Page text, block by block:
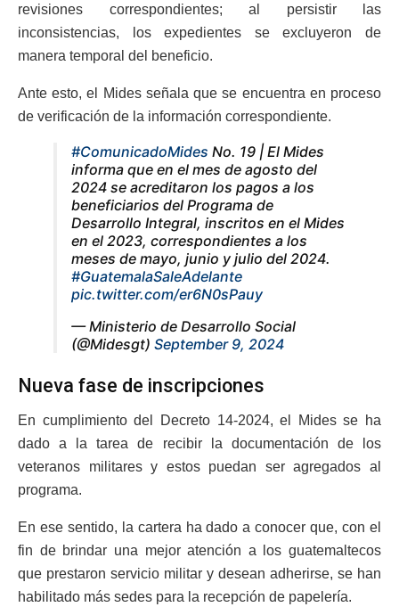
revisiones correspondientes; al persistir las
inconsistencias, los expedientes se excluyeron de
manera temporal del beneficio.
Ante esto, el Mides señala que se encuentra en proceso
de verificación de la información correspondiente.
#ComunicadoMides No. 19 | El Mides
informa que en el mes de agosto del
2024 se acreditaron los pagos a los
beneficiarios del Programa de
Desarrollo Integral, inscritos en el Mides
en el 2023, correspondientes a los
meses de mayo, junio y julio del 2024.
#GuatemalaSaleAdelante
pic.twitter.com/er6N0sPauy
— Ministerio de Desarrollo Social
(@Midesgt) September 9, 2024
Nueva fase de inscripciones
En cumplimiento del Decreto 14-2024, el Mides se ha
dado a la tarea de recibir la documentación de los
veteranos militares y estos puedan ser agregados al
programa.
En ese sentido, la cartera ha dado a conocer que, con el
fin de brindar una mejor atención a los guatemaltecos
que prestaron servicio militar y desean adherirse, se han
habilitado más sedes para la recepción de papelería.